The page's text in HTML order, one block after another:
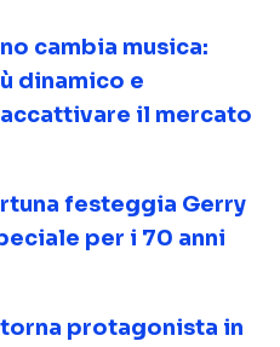
cambia musica:
dinamico e
il mercato
festeggia Gerry
per i 70 anni
protagonista in